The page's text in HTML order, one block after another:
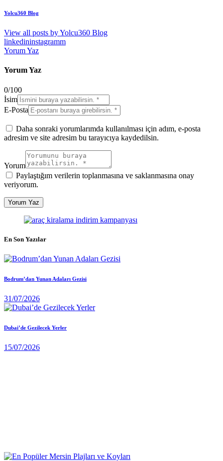
Yolcu360 Blog
View all posts byYolcu360 Blog
linkedininstagramm
Yorum Yaz
Yorum Yaz
0/100
İsim
E-Posta
Daha sonraki yorumlarımda kullanılması için adım, e-posta
adresim ve site adresim bu tarayıcıya kaydedilsin.
Yorum
Paylaştığım verilerin toplanmasına ve saklanmasına onay
veriyorum.
En Son Yazılar
Bodrum’dan Yunan Adaları Gezisi
31/07/2026
Dubai’de Gezilecek Yerler
15/07/2026